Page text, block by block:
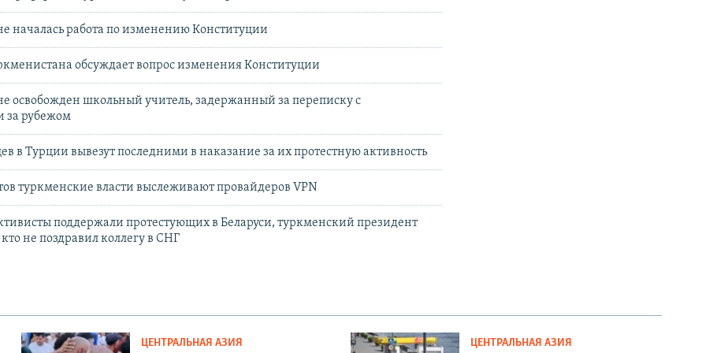
началась работа по изменению Конституции
обсуждает вопрос изменения Конституции
освобожден школьный учитель, задержанный за переписку с
за рубежом
в Турции вывезут последними в наказание за их протестную активность
туркменские власти выслеживают провайдеров VPN
поддержали протестующих в Беларуси, туркменский президент
не поздравил коллегу в СНГ
ЦЕНТРАЛЬНАЯ АЗИЯ ЦЕНТРАЛЬНАЯ АЗИЯ